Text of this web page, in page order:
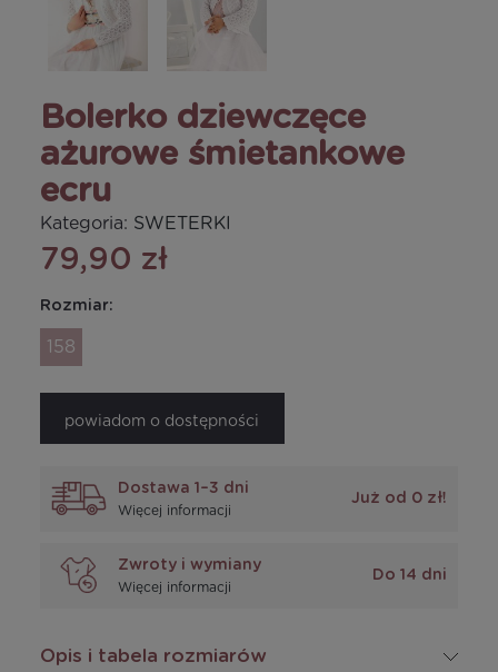
Bolerko dziewczęce
ażurowe śmietankowe
ecru
Kategoria: SWETERKI
79,90 zł
Rozmiar:
158
powiadom o dostępności
Dostawa 1–3 dni
Więcej informacji
Już od 0 zł!
Zwroty i wymiany
Więcej informacji
Do 14 dni
Opis i tabela rozmiarów